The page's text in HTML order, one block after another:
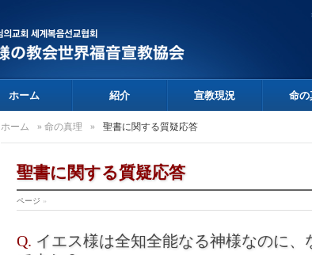
ホーム 紹介 宣教現況 命の
ホーム » 命の真理 » 聖書に関する質疑応答
聖書に関する質疑応答
ページ »
Q. イエス様は全知全能なる神様なのに